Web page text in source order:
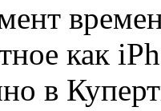
как
в